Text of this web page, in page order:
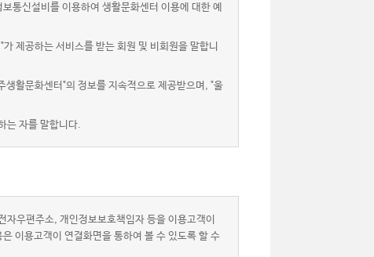
통신설비를 이용하여 생활문화센터 이용에 대한 예
제공하는 서비스를 받는 회원 및 비회원을 말합니
활문화센터"의 정보를 지속적으로 제공받으며, "울
는 자를 말합니다.
우편주소, 개인정보보호책임자 등을 이용고객이
이용고객이 연결화면을 통하여 볼 수 있도록 할 수